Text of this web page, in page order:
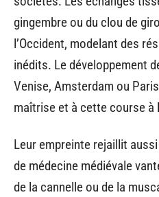
gingembre ou du clou de
l’Occident, modelant des
inédits. Le développement
Venise, Amsterdam ou
maîtrise et à cette course à
Leur empreinte rejaillit
de médecine médiévale
de la cannelle ou de la